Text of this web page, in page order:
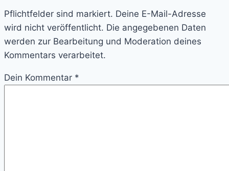
Pflichtfelder sind markiert. Deine E-Mail-Adresse
wird nicht veröffentlicht. Die angegebenen Daten
werden zur Bearbeitung und Moderation deines
Kommentars verarbeitet.
Dein Kommentar *